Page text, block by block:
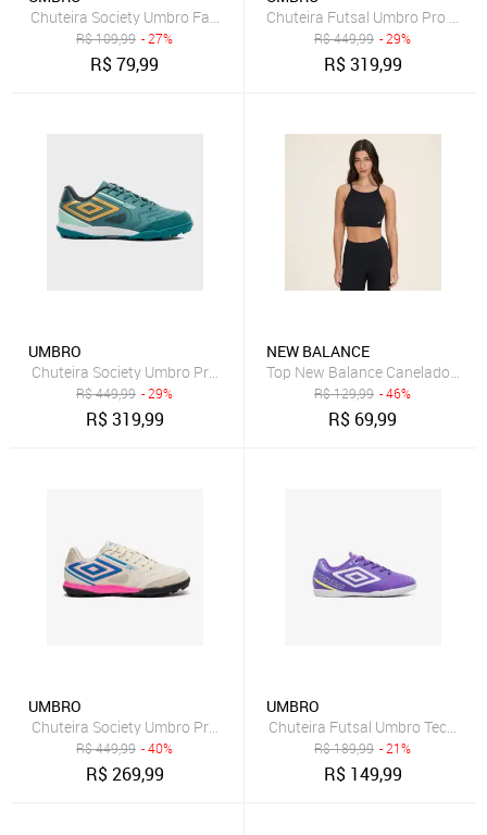
Chuteira Society Umbro Fast II Jr Incolor
R$109,99 - 27%
R$79,99
Chuteira Futsal Umbro Pro 5
R$449,99 - 29%
R$319,99
UMBRO
Chuteira Society Umbro Pro 5 Bump Club Incolor
R$449,99 - 29%
R$319,99
NEW BALANCE
Top New Balance Canelado
R$129,99 - 46%
R$ 69,99
UMBRO
Chuteira Society Umbro Pro 5 Bump Club Incolor
R$449,99 - 40%
R$269,99
UMBRO
Chuteira Futsal Umbro Techno
R$189,99 - 21%
R$ 149,99